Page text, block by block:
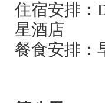
住宿安排：
星酒店
餐食安排：